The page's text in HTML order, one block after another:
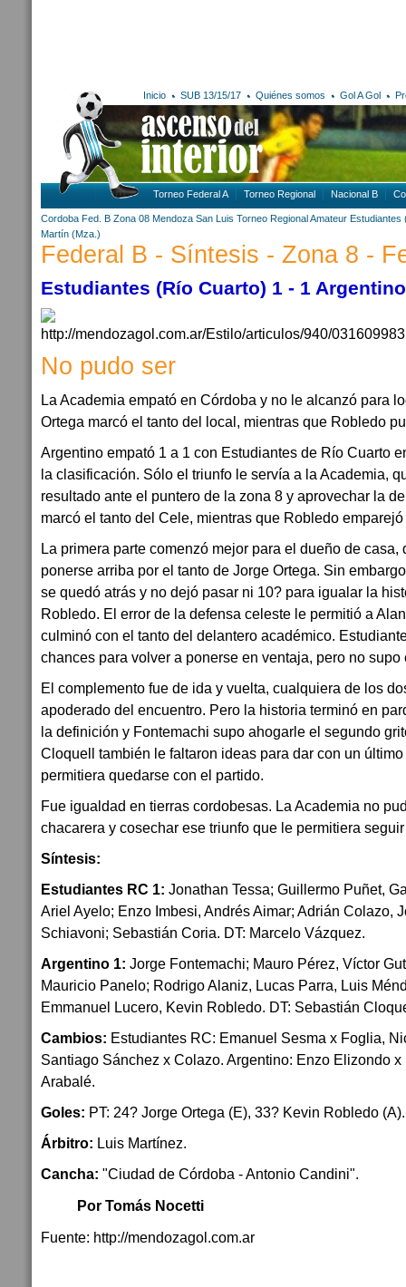
Inicio SUB 13/15/17 Quiénes somos Gol A Gol
Torneo Federal A Torneo Regional Nacional B
Cordoba Fed. B Zona 08 Mendoza San Luis Torneo Regional Amateur Estudiantes
Martín (Mza.)
Federal B - Síntesis - Zona 8 -
Estudiantes (Río Cuarto) 1 - 1
No pudo ser
La Academia empató en Córdoba y no le alcanzó para
Ortega marcó el tanto del local, mientras que Robledo
Argentino empató 1 a 1 con Estudiantes de Río Cuarto
la clasificación. Sólo el triunfo le servía a la Academia,
resultado ante el puntero de la zona 8 y aprovechar la
marcó el tanto del Cele, mientras que Robledo
La primera parte comenzó mejor para el dueño de casa,
ponerse arriba por el tanto de Jorge Ortega. Sin
se quedó atrás y no dejó pasar ni 10? para igualar la
Robledo. El error de la defensa celeste le permitió a
culminó con el tanto del delantero académico.
chances para volver a ponerse en ventaja, pero no supo
El complemento fue de ida y vuelta, cualquiera de los
apoderado del encuentro. Pero la historia terminó en
la definición y Fontemachi supo ahogarle el segundo
Cloquell también le faltaron ideas para dar con un
permitiera quedarse con el partido.
Fue igualdad en tierras cordobesas. La Academia no
chacarera y cosechar ese triunfo que le permitiera
Síntesis:
Estudiantes RC 1: Jonathan Tessa; Guillermo Puñet,
Ariel Ayelo; Enzo Imbesi, Andrés Aimar; Adrián Colazo,
Schiavoni; Sebastián Coria. DT: Marcelo Vázquez.
Argentino 1: Jorge Fontemachi; Mauro Pérez, Víctor
Mauricio Panelo; Rodrigo Alaniz, Lucas Parra, Luis
Emmanuel Lucero, Kevin Robledo. DT: Sebastián
Cambios: Estudiantes RC: Emanuel Sesma x Foglia,
Santiago Sánchez x Colazo. Argentino: Enzo Elizondo
Arabalé.
Goles: PT: 24? Jorge Ortega (E), 33? Kevin Robledo (A).
Árbitro: Luis Martínez.
Cancha: "Ciudad de Córdoba - Antonio Candini".
Por Tomás Nocetti
Fuente: http://mendozagol.com.ar